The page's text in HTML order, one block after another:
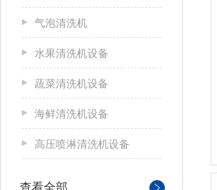
气泡清洗机
水果清洗机设备
蔬菜清洗机设备
海鲜清洗机设备
高压喷淋清洗机设备